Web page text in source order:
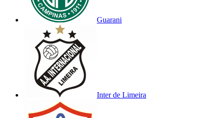
Guarani
Inter de Limeira